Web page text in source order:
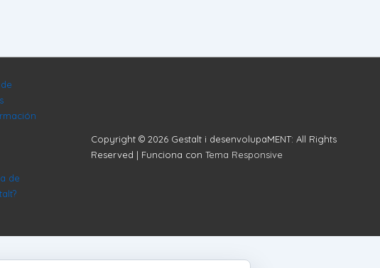
de
Copyright © 2026 Gestalt i desenvolupaMENT: All Rights
Reserved | Funciona con Tema Responsive